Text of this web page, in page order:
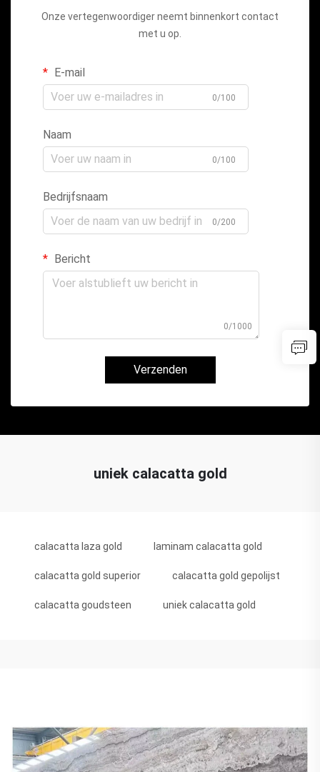
Onze vertegenwoordiger neemt binnenkort contact
met u op.
E-mail
0/100
Naam
0/100
Bedrijfsnaam
0/200
Bericht
0/1000
Verzenden
uniek calacatta gold
calacatta laza gold laminam calacatta gold
calacatta gold superior calacatta gold gepolijst
calacatta goudsteen uniek calacatta gold